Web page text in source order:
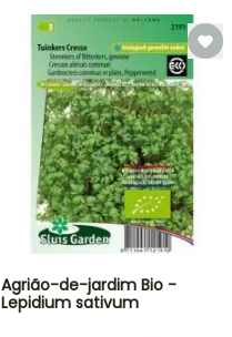
Agrião-de-jardim Bio -
Lepidium sativum